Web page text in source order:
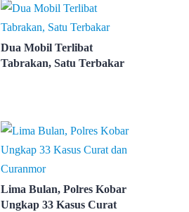
Dua Mobil Terlibat
Tabrakan, Satu Terbakar
Lima Bulan, Polres Kobar
Ungkap 33 Kasus Curat